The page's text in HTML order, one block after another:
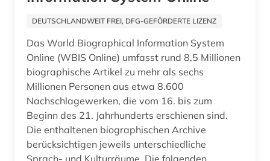
geschichte 1900- (1)
geschichte 1933-1945 (1)
geschichte 1938-1945 (1)
geschichte 1941-1944 (1)
geschichte 1945- (2)
geschichte 1961-1989 (1)
Italien (1)
Kanada (1)
Kroatien (1)
Liechtenstein (1)
Niederlande (5)
Nordrhein-Westfalen (2)
DEUTSCHLANDWEIT FREI, DFG-GEFÖRDERTE LIZENZ
Das World Biographical Information System
Online (WBIS Online) umfasst rund 8,5 Millionen
biographische Artikel zu mehr als sechs
Millionen Personen aus etwa 8.600
Nachschlagewerken, die vom 16. bis zum
Beginn des 21. Jahrhunderts erschienen sind.
Die enthaltenen biographischen Archive
berücksichtigen jeweils unterschiedliche